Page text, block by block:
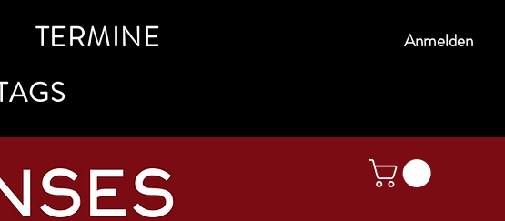
TERMINE
Anmelden